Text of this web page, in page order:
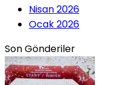
Nisan 2026
Ocak 2026
Son Gönderiler